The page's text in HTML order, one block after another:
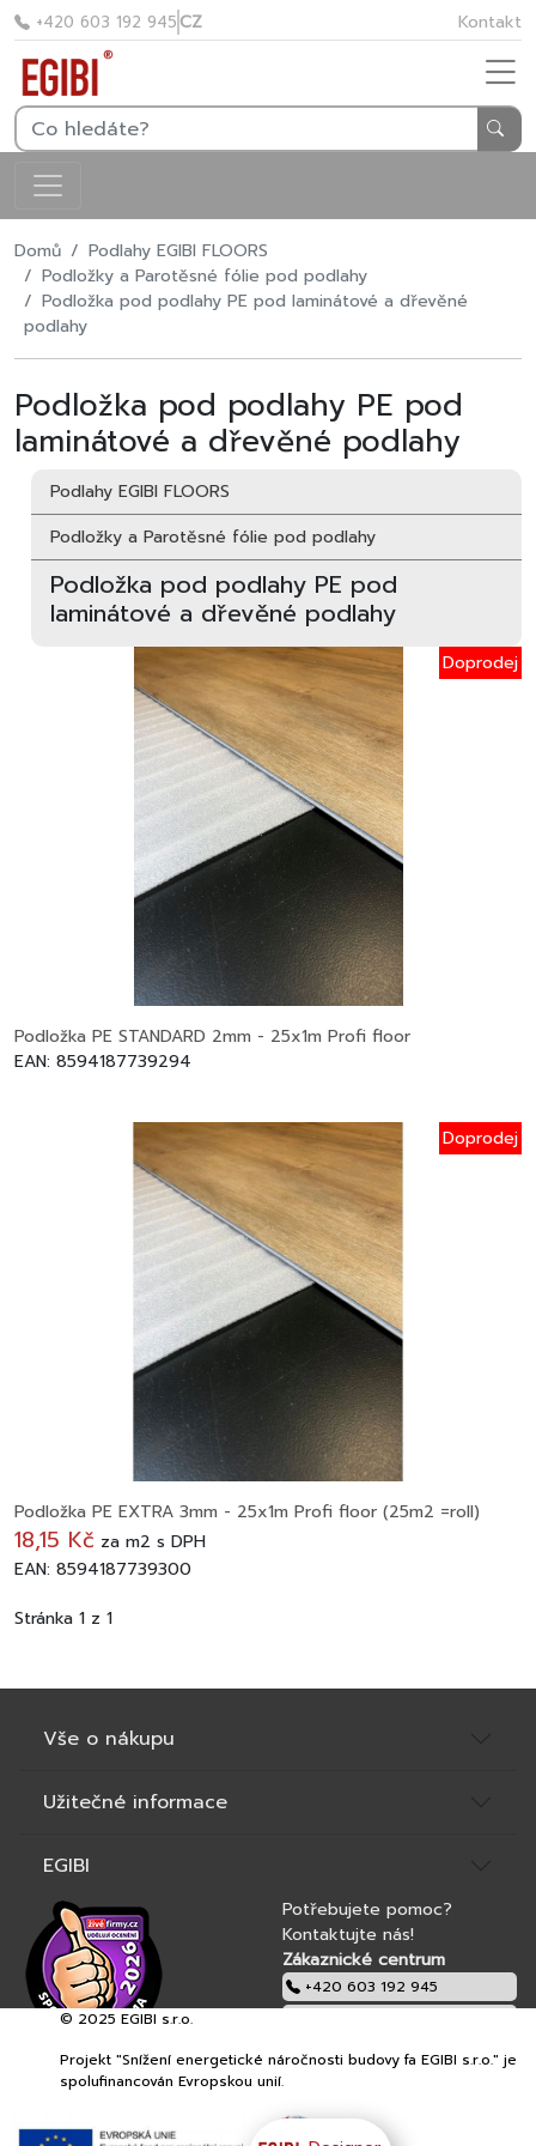
+420 603 192 945CZ Kontakt
Domů
Podlahy EGIBI FLOORS
Podložky a Parotěsné fólie pod podlahy
Podložka pod podlahy PE pod laminátové a dřevěné
podlahy
Podložka pod podlahy PE pod
laminátové a dřevěné podlahy
Podlahy EGIBI FLOORS
Podložky a Parotěsné fólie pod podlahy
Podložka pod podlahy PE pod
laminátové a dřevěné podlahy
Doprodej
Podložka PE STANDARD 2mm - 25x1m Profi floor
EAN: 8594187739294
Doprodej
Podložka PE EXTRA 3mm - 25x1m Profi floor (25m2 =roll)
18,15 Kč za m2 s DPH
EAN: 8594187739300
Stránka 1 z 1
Vše o nákupu
Užitečné informace
EGIBI
Potřebujete pomoc?
Kontaktujte nás!
Zákaznické centrum
+420 603 192 945
EGIBI s.r.o.
© 2025 EGIBI s.r.o.
Projekt "Snížení energetické náročnosti budovy fa EGIBI s.r.o." je
spolufinancován Evropskou unií.